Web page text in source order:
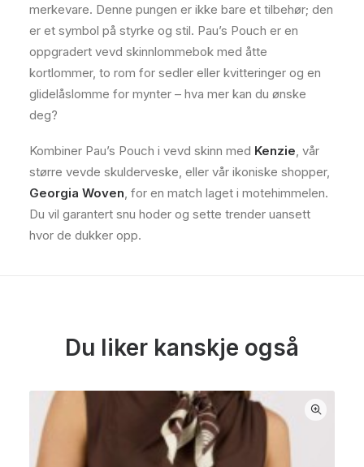
merkevare. Denne pungen er ikke bare et tilbehør; den
er et symbol på styrke og stil. Pau’s Pouch er en
oppgradert vevd skinnlommebok med åtte
kortlommer, to rom for sedler eller kvitteringer og en
glidelåslomme for mynter – hva mer kan du ønske
deg?
Kombiner Pau’s Pouch i vevd skinn med Kenzie, vår
større vevde skulderveske, eller vår ikoniske shopper,
Georgia Woven, for en match laget i motehimmelen.
Du vil garantert snu hoder og sette trender uansett
hvor de dukker opp.
Du liker kanskje også